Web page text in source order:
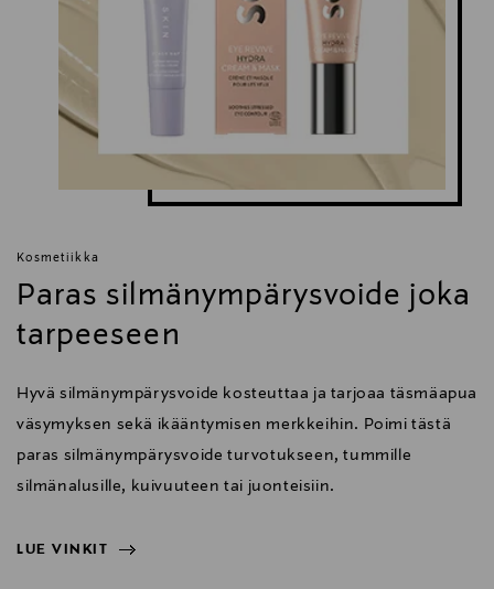
Kosmetiikka
Paras silmänympärysvoide joka
tarpeeseen
Hyvä silmänympärysvoide kosteuttaa ja tarjoaa täsmäapua
väsymyksen sekä ikääntymisen merkkeihin. Poimi tästä
paras silmänympärysvoide turvotukseen, tummille
silmänalusille, kuivuuteen tai juonteisiin.
LUE VINKIT